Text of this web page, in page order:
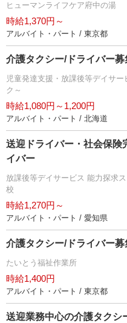
ヒューマンライフケア府中の湯
時給1,370円～
アルバイト・パート / 東京都
介護タクシー/ドライバー募
児童発達支援・放課後等デイサ
ク～
時給1,080円～1,200円
アルバイト・パート / 北海道
送迎ドライバー・社会保険
イバー
放課後等デイサービス 能力探求
校
時給1,270円～
アルバイト・パート / 愛知県
介護タクシー/ドライバー募
たいとう福祉作業所
時給1,400円
アルバイト・パート / 東京都
送迎業務中心の介護タクシ